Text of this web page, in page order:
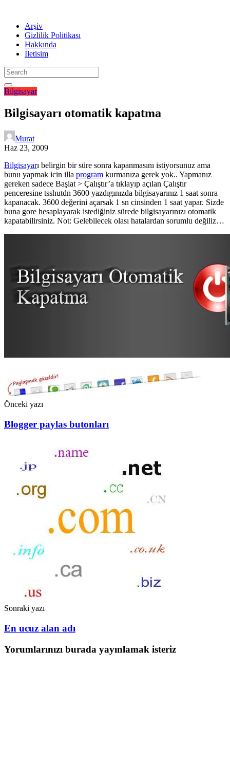
Arşiv
Gizlilik Politikası
Hakkında
İletisim
Bilgisayar
Bilgisayarı otomatik kapatma
Murat
Haz 23, 2009
Bilgisayarı belirgin bir süre sonra kapanmasını istiyorsunuz ama
bunu yapmak icin illa program kurmanıza gerek yok.. Yapmanız
gereken sadece Başlat > Çalıştır’a tıklayıp açılan Çalıştır
penceresine tsshutdn 3600 yazdıgınızda bilgisayarınız 1 saat sonra
kapanacak. 3600 değerini açarsak 1 sn cinsinden 1 saat yapar. Sizde
buna gore hesaplayarak istediğiniz sürede bilgisayarınızı otomatik
kapatabilirsiniz. Not: Gelebilecek olası hatalardan sorumlu değiliz…
Önceki yazı
Blogger paylas butonları
Sonraki yazı
En ucuz alan adı
Yorumlarınızı burada yayınlamak isteriz